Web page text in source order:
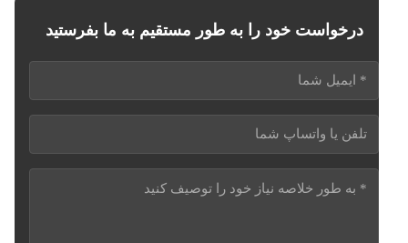
درخواست خود را به طور مستقیم به ما بفرستید